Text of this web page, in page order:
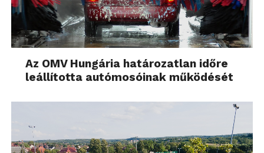
Az OMV Hungária határozatlan időre
leállította autómosóinak működését